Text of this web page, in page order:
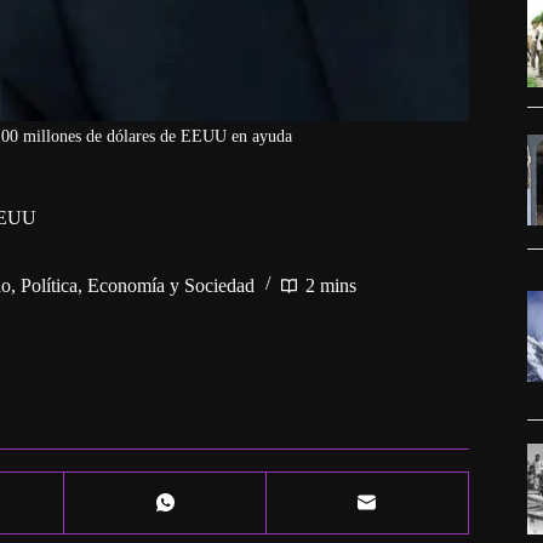
millones de dólares de EEUU en ayuda
, Política, Economía y Sociedad 2 mins